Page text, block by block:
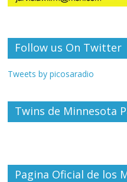
Follow us On Twitter
Tweets by picosaradio
Twins de Minnesota
Pagina Oficial de los